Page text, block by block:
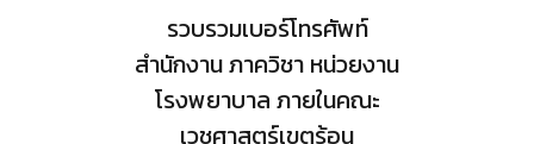
รวบรวมเบอร์โทรศัพท์
สำนักงาน ภาควิชา หน่วยงาน
โรงพยาบาล ภายในคณะ
เวชศาสตร์เขตร้อน